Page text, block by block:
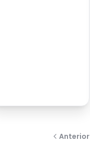
Anterior